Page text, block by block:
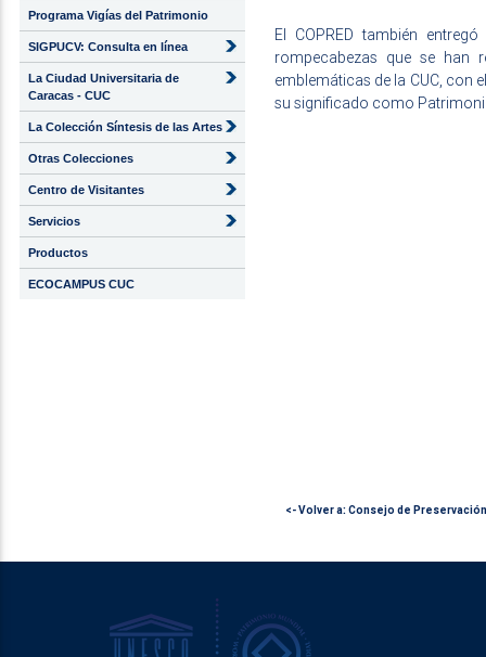
Programa Vigías del Patrimonio
SIGPUCV: Consulta en línea
La Ciudad Universitaria de
Caracas - CUC
La Colección Síntesis de las Artes
Otras Colecciones
Centro de Visitantes
Servicios
Productos
ECOCAMPUS CUC
El COPRED también
rompecabezas que se han
emblemáticas de la CUC, con
su significado como
<- Volver a: Consejo de